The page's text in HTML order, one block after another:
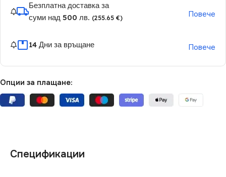
Безплатна доставка за
суми над 500 лв. (255.65 €) Повече
14 Дни за връщане Повече
Опции за плащане:
Спецификации